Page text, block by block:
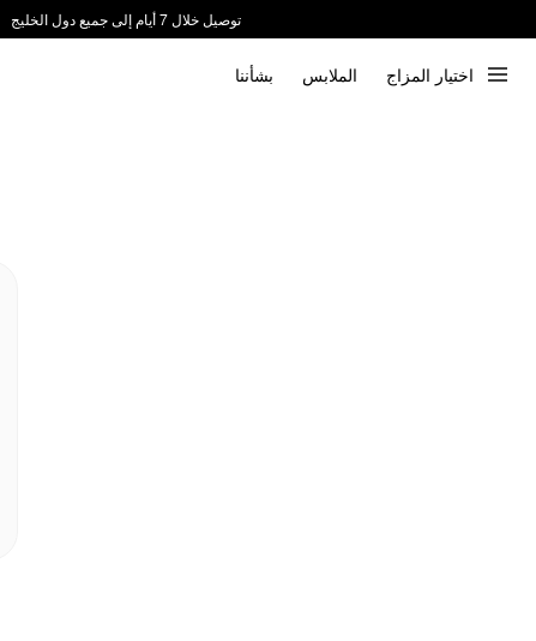
توصيل خلال 7 أيام إلى جميع دول الخليج
اختيار المزاج الملابس بشأننا